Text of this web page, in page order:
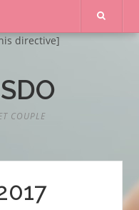
directive]
COUPLE